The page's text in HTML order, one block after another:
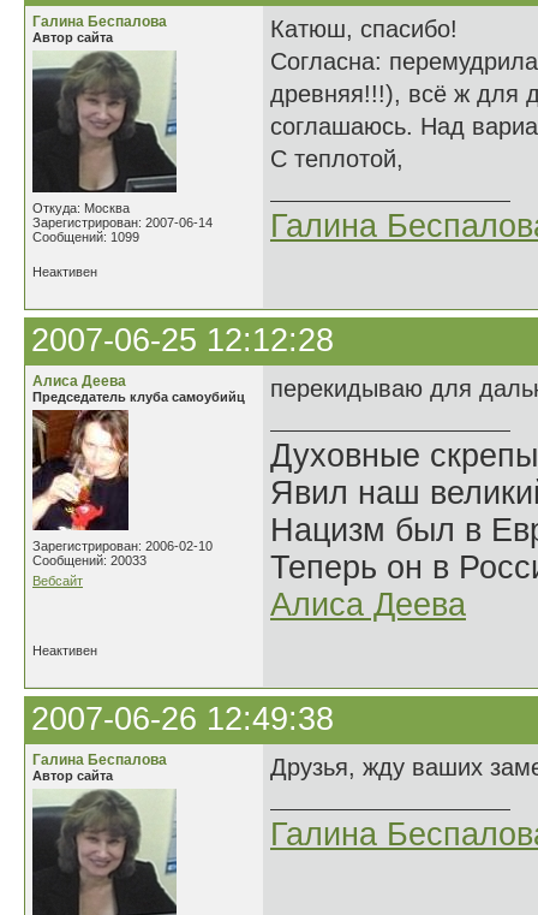
Галина Беспалова
Автор сайта
Откуда: Москва
Зарегистрирован: 2007-06-14
Сообщений: 1099
Катюш, спасибо!
Согласна:
древняя!!!), всё ж для
соглашаюсь. Над
С теплотой,
Галина
Неактивен
2007-06-25 12:12:28
Алиса Деева
Председатель клуба самоубийц
Зарегистрирован: 2006-02-10
Сообщений: 20033
Вебсайт
перекидываю для
Духовные
Явил наш
Нацизм был в
Теперь он в
Алиса Деева
Неактивен
2007-06-26 12:49:38
Галина Беспалова
Автор сайта Друзья, жду ваших
Галина